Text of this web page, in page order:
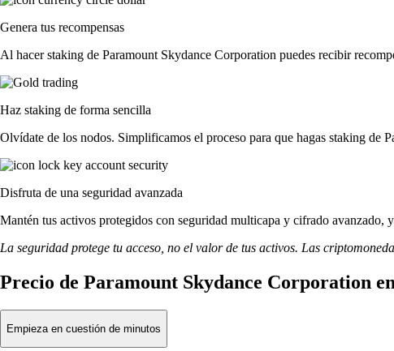
Genera tus recompensas
Al hacer staking de Paramount Skydance Corporation puedes recibir
Haz staking de forma sencilla
Olvídate de los nodos. Simplificamos el proceso para que hagas staking de
Disfruta de una seguridad avanzada
Mantén tus activos protegidos con seguridad multicapa y cifrado avanzado,
La seguridad protege tu acceso, no el valor de tus activos. Las
Precio de Paramount Skydance Corporation
Empieza en cuestión de minutos